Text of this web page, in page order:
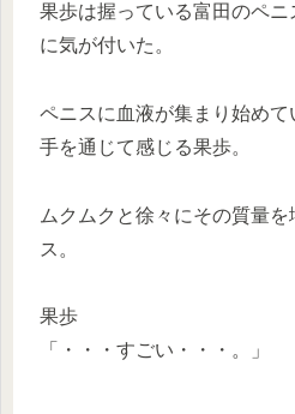
果歩は握っている富田のペ
に気が付いた。
ペニスに血液が集まり始め
手を通じて感じる果歩。
ムクムクと徐々にその質量
ス。
果歩
「・・・すごい・・・。」